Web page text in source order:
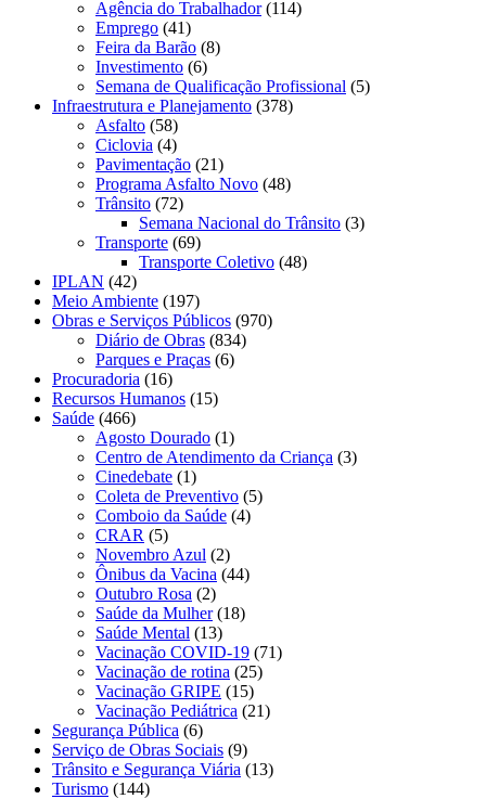
Agência do Trabalhador(114)
Emprego (41)
Feira da Barão (8)
Investimento (6)
Semana de Qualificação Profissional (5)
Infraestrutura e Planejamento (378)
Asfalto (58)
Ciclovia (4)
Pavimentação (21)
Programa Asfalto Novo (48)
Trânsito (72)
Semana Nacional do Trânsito (3)
Transporte (69)
Transporte Coletivo (48)
IPLAN (42)
Meio Ambiente (197)
Obras e Serviços Públicos (970)
Diário de Obras (834)
Parques e Praças (6)
Procuradoria (16)
Recursos Humanos (15)
Saúde (466)
Agosto Dourado (1)
Centro de Atendimento da Criança (3)
Cinedebate (1)
Coleta de Preventivo (5)
Comboio da Saúde (4)
CRAR (5)
Novembro Azul (2)
Ônibus da Vacina (44)
Outubro Rosa (2)
Saúde da Mulher(18)
Saúde Mental (13)
Vacinação COVID-19 (71)
Vacinação de rotina (25)
Vacinação GRIPE (15)
Vacinação Pediátrica (21)
Segurança Pública (6)
Serviço de Obras Sociais (9)
Trânsito e Segurança Viária (13)
Turismo (144)